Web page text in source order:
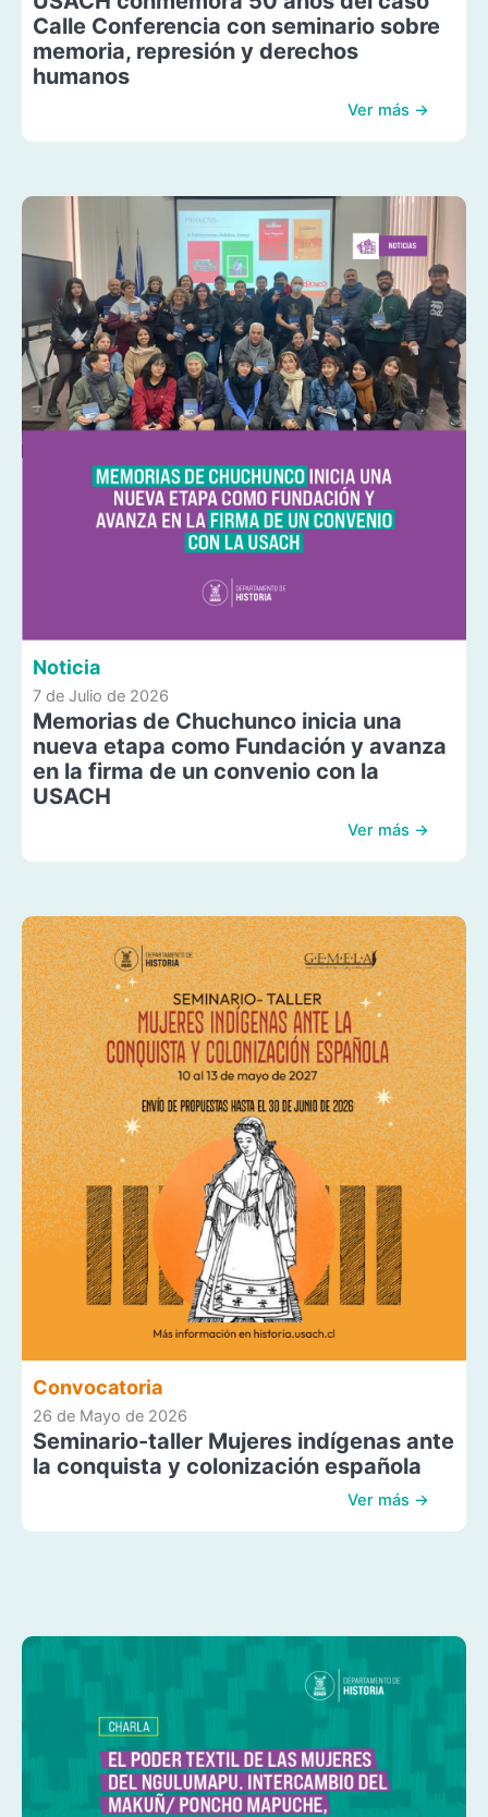
Calle Conferencia con seminario sobre
memoria, represión y derechos
humanos
Ver más →
Noticia
7 de Julio de 2026
Memorias de Chuchunco inicia una
nueva etapa como Fundación y avanza
en la firma de un convenio con la
USACH
Ver más →
Convocatoria
26 de Mayo de 2026
Seminario-taller Mujeres indígenas ante
la conquista y colonización española
Ver más →